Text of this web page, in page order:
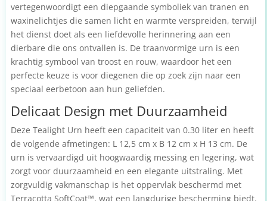
vertegenwoordigt een diepgaande symboliek van tranen en
waxinelichtjes die samen licht en warmte verspreiden, terwijl
het dienst doet als een liefdevolle herinnering aan een
dierbare die ons ontvallen is. De traanvormige urn is een
krachtig symbool van troost en rouw, waardoor het een
perfecte keuze is voor diegenen die op zoek zijn naar een
speciaal eerbetoon aan hun geliefden.
Delicaat Design met Duurzaamheid
Deze Tealight Urn heeft een capaciteit van 0.30 liter en heeft
de volgende afmetingen: L 12,5 cm x B 12 cm x H 13 cm. De
urn is vervaardigd uit hoogwaardig messing en legering, wat
zorgt voor duurzaamheid en een elegante uitstraling. Met
zorgvuldig vakmanschap is het oppervlak beschermd met
Terracotta SoftCoat™, wat een langdurige bescherming biedt.